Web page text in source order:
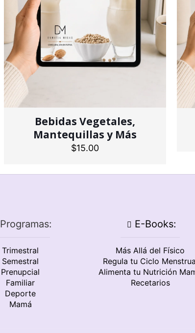
Bebidas Vegetales,
Mantequillas y Más
$15.00
Programas:
Trimestral
Semestral
Prenupcial
Familiar
Deporte
Mamá
E-Books:
Más Allá del Físico
Regula tu Ciclo
Alimenta tu Nutrición
Recetarios